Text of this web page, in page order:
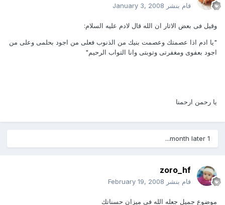
قام بنشر January 3, 2008
وقيل فى بعض الاثار ان الله قال لادم عليه السلام:
"يا ادم اذا عصمتك وعصمت بنيك من الذنوب فعلى من اجود بحلمى وعلى من
اجود بعفوى ومغفرتى وتوبتى وانا التواب الرحيم"
يا رحمن ارحمنا
zoro_hf
قام بنشر February 19, 2008
موضوع جميل جعله الله فى ميزان حسناتك